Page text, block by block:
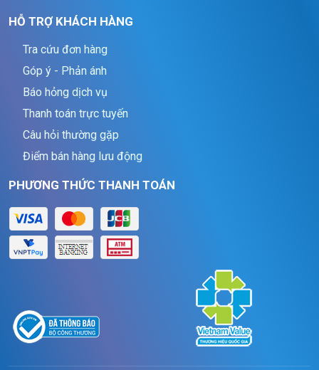
HỖ TRỢ KHÁCH HÀNG
Tra cứu đơn hàng
Góp ý - Phản ánh
Báo hỏng dịch vụ
Thanh toán trực tuyến
Câu hỏi thường gặp
Điểm bán hàng lưu động
PHƯƠNG THỨC THANH TOÁN